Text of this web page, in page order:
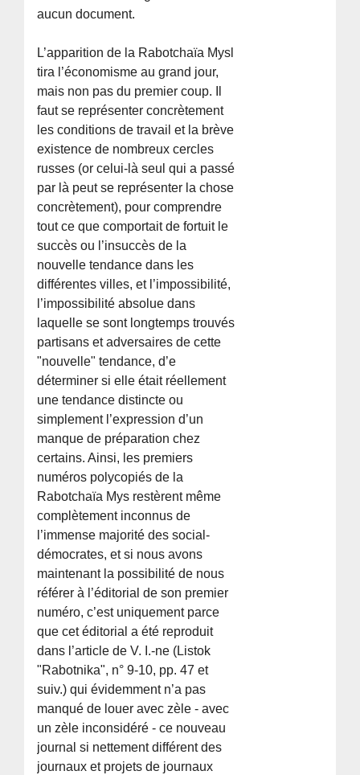
aucun document.
L’apparition de la Rabotchaïa Mysl
tira l’économisme au grand jour,
mais non pas du premier coup. Il
faut se représenter concrètement
les conditions de travail et la brève
existence de nombreux cercles
russes (or celui-là seul qui a passé
par là peut se représenter la chose
concrètement), pour comprendre
tout ce que comportait de fortuit le
succès ou l’insuccès de la
nouvelle tendance dans les
différentes villes, et l’impossibilité,
l’impossibilité absolue dans
laquelle se sont longtemps trouvés
partisans et adversaires de cette
"nouvelle" tendance, d’e
déterminer si elle était réellement
une tendance distincte ou
simplement l’expression d’un
manque de préparation chez
certains. Ainsi, les premiers
numéros polycopiés de la
Rabotchaïa Mys restèrent même
complètement inconnus de
l’immense majorité des social-
démocrates, et si nous avons
maintenant la possibilité de nous
référer à l’éditorial de son premier
numéro, c’est uniquement parce
que cet éditorial a été reproduit
dans l’article de V. I.-ne (Listok
"Rabotnika", n° 9-10, pp. 47 et
suiv.) qui évidemment n’a pas
manqué de louer avec zèle - avec
un zèle inconsidéré - ce nouveau
journal si nettement différent des
journaux et projets de journaux